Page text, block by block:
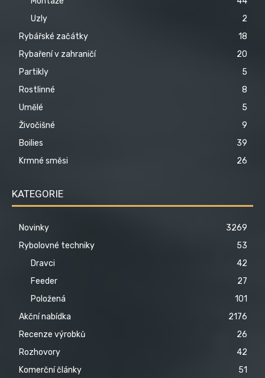
Uzly
2
Rybářské začátky
18
Rybaření v zahraničí
20
Partikly
5
Rostlinné
8
Umělé
5
Živočišné
9
Boilies
39
Krmné směsi
26
KATEGORIE
Novinky
3269
Rybolovné techniky
53
Dravci
42
Feeder
27
Položená
101
Akční nabídka
2176
Recenze výrobků
26
Rozhovory
42
Komerční články
51